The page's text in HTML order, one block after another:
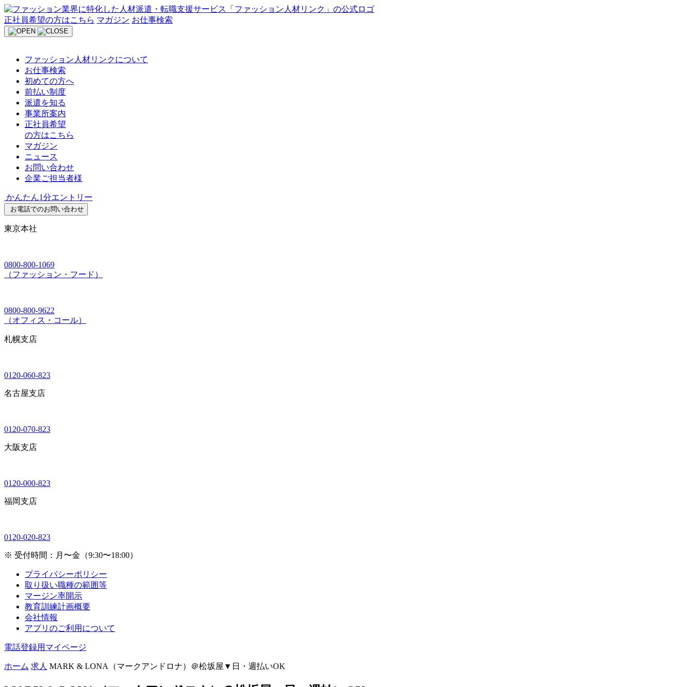
Skip
to
content
正社員希望の方はこちら マガジン お仕事検索
ファッション人材リンクについて
お仕事検索
初めての方へ
前払い制度
派遣を知る
事業所案内
正社員希望
の方はこちら
マガジン
ニュース
お問い合わせ
企業ご担当者様
かんたん1分エントリー
お電話でのお問い合わせ
東京本社
0800-800-1069
（ファッション・フード）
0800-800-9622
（オフィス・コール）
札幌支店
0120-060-823
名古屋支店
0120-070-823
大阪支店
0120-000-823
福岡支店
0120-020-823
※ 受付時間：月〜金（9:30〜18:00）
プライバシーポリシー
取り扱い職種の範囲等
マージン率開示
教育訓練計画概要
会社情報
アプリのご利用について
電話登録用マイページ
ホーム 求人 MARK & LONA（マークアンドロナ）＠松坂屋▼日・週払いOK